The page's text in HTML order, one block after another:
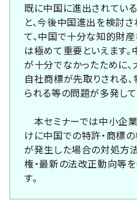
既に中国に進出されてい
と、今後中国進出を検討
て、中国で十分な知的財
は極めて重要といえます
が十分でなかったために
自社商標が先取りされる
られる等の問題が多発して
本セミナーでは中小企
けに中国での特許・商標
が発生した場合の対処方
権・最新の法改正動向等
す。